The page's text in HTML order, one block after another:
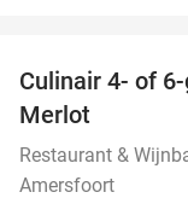
Culinair 4- of
Merlot
Restaurant &
Amersfoort